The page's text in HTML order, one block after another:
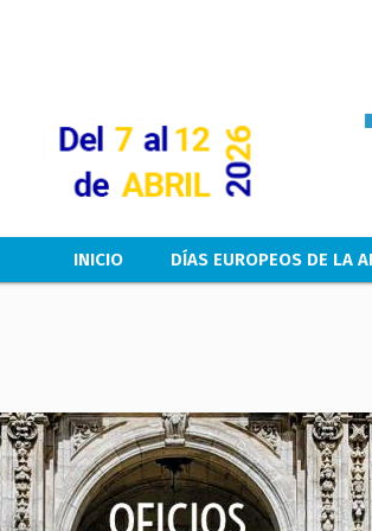
Main navigation
INICIO DÍAS EUROPEOS DE LA